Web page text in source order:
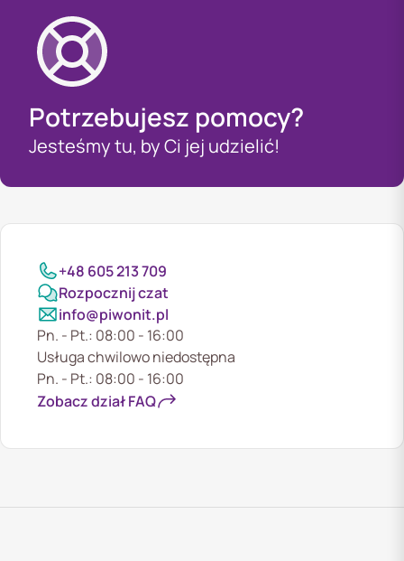
Potrzebujesz pomocy?
Jesteśmy tu, by Ci jej udzielić!
+48 605 213 709
Rozpocznij czat
info@piwonit.pl
Pn. - Pt.: 08:00 - 16:00
Usługa chwilowo niedostępna
Pn. - Pt.: 08:00 - 16:00
Zobacz dział FAQ